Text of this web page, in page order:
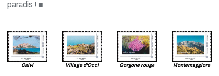
paradis ! ■
Calvi Village d'Occi Gorgone rouge Montemaggiore